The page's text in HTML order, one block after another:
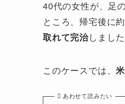
40代の女性が、足
ところ、帰宅後に
取れて完治 しました
このケースでは、
あわせて読みたい